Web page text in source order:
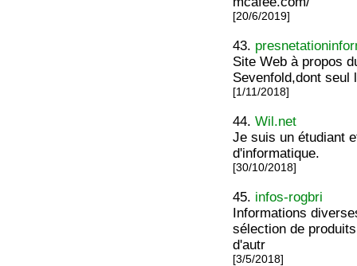
[20/6/2019]
43.
Site Web à propos
Sevenfold,dont
[1/11/2018]
44.Wil.net
Je suis un étudiant
d'informatique.
[30/10/2018]
45. infos-rogbri
Informations
sélection de
d'autr
[3/5/2018]